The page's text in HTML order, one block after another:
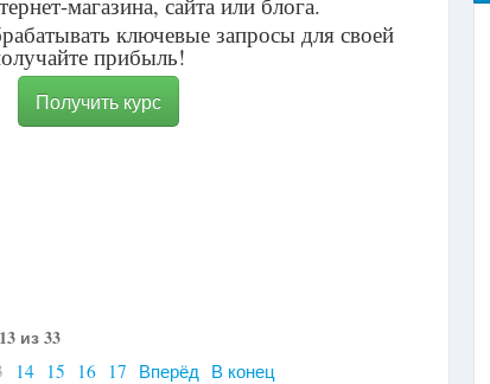
ключевые запросы для своей
прибыль!
Получить курс
из 33
14 15 16 17 Вперёд В конец